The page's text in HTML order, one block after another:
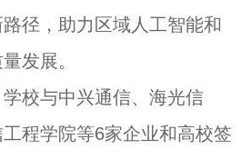
径，助力区域人工智能和
发展。
校与中兴通信、海光信
程学院等6家企业和高校签